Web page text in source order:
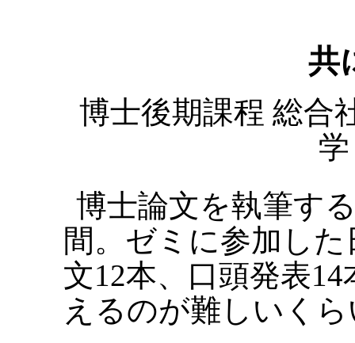
共
博士後期課程 総合
博士論文を執筆す
間。ゼミに参加し
文12本、口頭発表
えるのが難しいく